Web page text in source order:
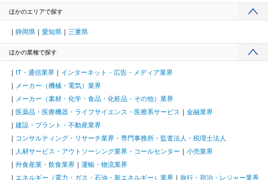
ほかのエリアで探す
静岡県 愛知県 三重県
ほかの業種で探す
IT・通信業界
インターネット・広告・メディア業界
メーカー（機械・電気）業界
メーカー（素材・化学・食品・化粧品・その他）業界
医薬品・医療機器・ライフサイエンス・医療系サービス
金融業界
建設・プラント・不動産業界
コンサルティング・リサーチ業界・専門事務所・監査法人・税理士法人
人材サービス・アウトソーシング業界・コールセンター
小売業界
外食産業・飲食業界
運輸・物流業界
エネルギー（電力・ガス・石油・新エネルギー）業界
旅行・宿泊・レジャー業界